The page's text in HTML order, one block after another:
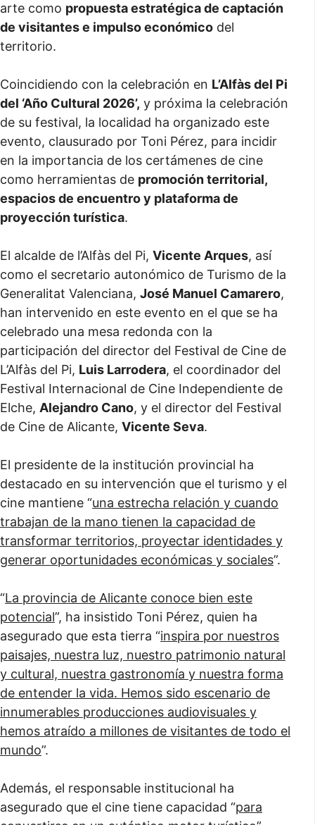
arte como propuesta estratégica de captación
de visitantes e impulso económico del
territorio.
Coincidiendo con la celebración en L’Alfàs del Pi
del ‘Año Cultural 2026’, y próxima la celebración
de su festival, la localidad ha organizado este
evento, clausurado por Toni Pérez, para incidir
en la importancia de los certámenes de cine
como herramientas de promoción territorial,
espacios de encuentro y plataforma de
proyección turística.
El alcalde de l’Alfàs del Pi, Vicente Arques, así
como el secretario autonómico de Turismo de la
Generalitat Valenciana, José Manuel Camarero,
han intervenido en este evento en el que se ha
celebrado una mesa redonda con la
participación del director del Festival de Cine de
L’Alfàs del Pi, Luis Larrodera, el coordinador del
Festival Internacional de Cine Independiente de
Elche, Alejandro Cano, y el director del Festival
de Cine de Alicante, Vicente Seva.
El presidente de la institución provincial ha
destacado en su intervención que el turismo y el
cine mantiene “una estrecha relación y cuando
trabajan de la mano tienen la capacidad de
transformar territorios, proyectar identidades y
generar oportunidades económicas y sociales”.
“La provincia de Alicante conoce bien este
potencial”, ha insistido Toni Pérez, quien ha
asegurado que esta tierra “inspira por nuestros
paisajes, nuestra luz, nuestro patrimonio natural
y cultural, nuestra gastronomía y nuestra forma
de entender la vida. Hemos sido escenario de
innumerables producciones audiovisuales y
hemos atraído a millones de visitantes de todo el
mundo”.
Además, el responsable institucional ha
asegurado que el cine tiene capacidad “para